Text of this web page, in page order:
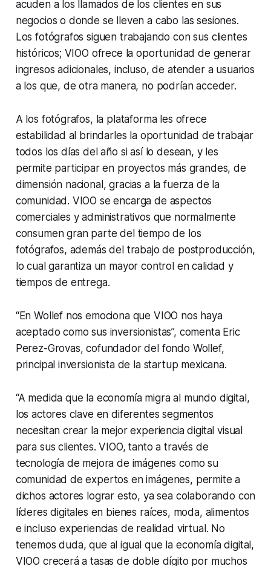
acuden a los llamados de los clientes en sus
negocios o donde se lleven a cabo las sesiones.
Los fotógrafos siguen trabajando con sus clientes
históricos; VIOO ofrece la oportunidad de generar
ingresos adicionales, incluso, de atender a usuarios
a los que, de otra manera, no podrían acceder.
A los fotógrafos, la plataforma les ofrece
estabilidad al brindarles la oportunidad de trabajar
todos los días del año si así lo desean, y les
permite participar en proyectos más grandes, de
dimensión nacional, gracias a la fuerza de la
comunidad. VIOO se encarga de aspectos
comerciales y administrativos que normalmente
consumen gran parte del tiempo de los
fotógrafos, además del trabajo de postproducción,
lo cual garantiza un mayor control en calidad y
tiempos de entrega.
“En Wollef nos emociona que VIOO nos haya
aceptado como sus inversionistas”, comenta Eric
Perez-Grovas, cofundador del fondo Wollef,
principal inversionista de la startup mexicana.
“A medida que la economía migra al mundo digital,
los actores clave en diferentes segmentos
necesitan crear la mejor experiencia digital visual
para sus clientes. VIOO, tanto a través de
tecnología de mejora de imágenes como su
comunidad de expertos en imágenes, permite a
dichos actores lograr esto, ya sea colaborando con
líderes digitales en bienes raíces, moda, alimentos
e incluso experiencias de realidad virtual. No
tenemos duda, que al igual que la economía digital,
VIOO crecerá a tasas de doble dígito por muchos